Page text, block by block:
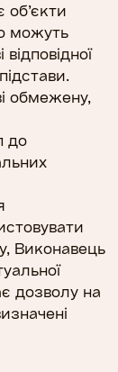
можуть
обмежену,
до
Виконавець
дозволу на